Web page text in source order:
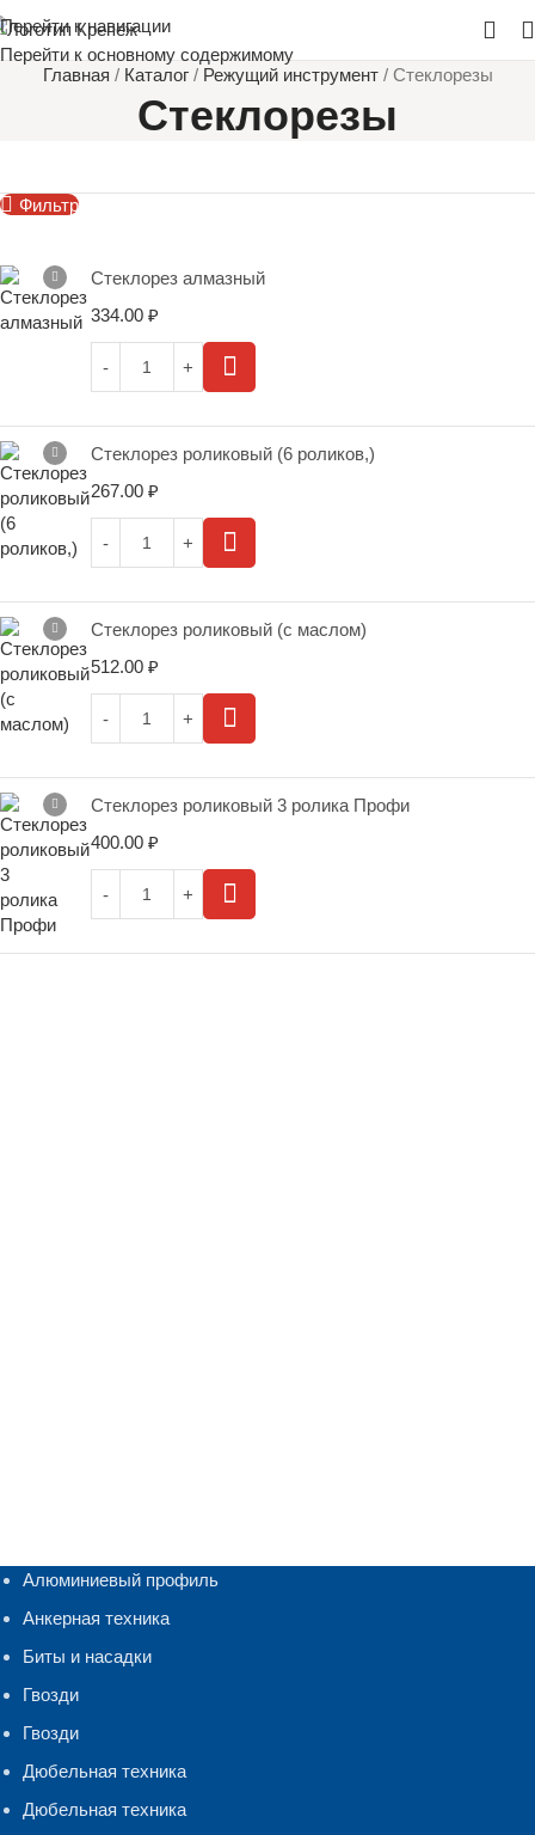
Перейти к навигации
Перейти к основному содержимому
Главная / Каталог/ Режущий инструмент/ Стеклорезы
Стеклорезы
Фильтр
Стеклорез алмазный
334.00 ₽
Стеклорез роликовый (6 роликов,)
267.00 ₽
Стеклорез роликовый (с маслом)
512.00 ₽
Стеклорез роликовый 3 ролика Профи
400.00 ₽
Алюминиевый профиль
Анкерная техника
Биты и насадки
Гвозди
Гвозди
Дюбельная техника
Дюбельная техника